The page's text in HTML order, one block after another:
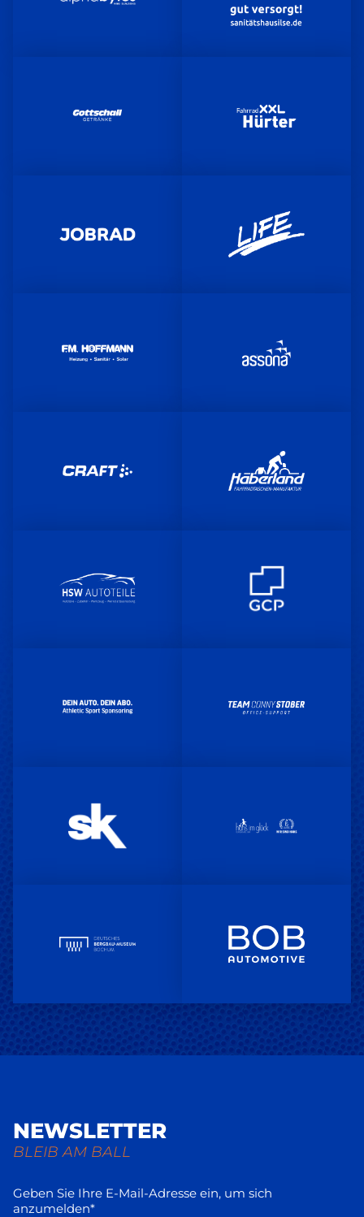
NEWSLETTER
BLEIB AM BALL
Geben Sie Ihre E-Mail-Adresse ein, um sich
anzumelden*